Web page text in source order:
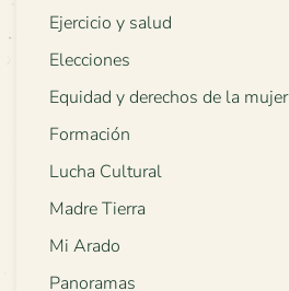
Ejercicio y salud
Elecciones
Equidad y derechos de la mujer
Formación
Lucha Cultural
Madre Tierra
Mi Arado
Panoramas